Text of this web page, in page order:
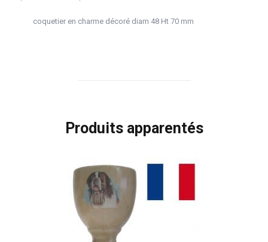
coquetier en charme décoré diam 48 Ht 70 mm
Produits apparentés